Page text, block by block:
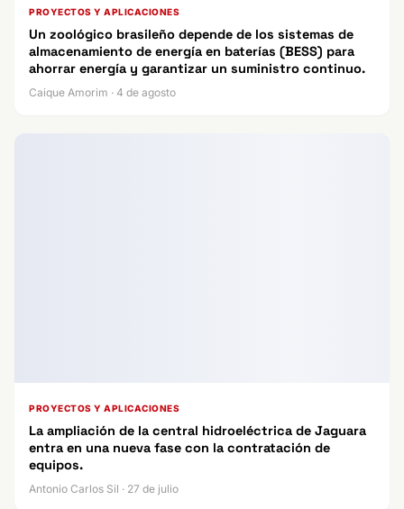
PROYECTOS Y APLICACIONES
Un zoológico brasileño depende de los sistemas de
almacenamiento de energía en baterías (BESS) para
ahorrar energía y garantizar un suministro continuo.
Caique Amorim · 4 de agosto
PROYECTOS Y APLICACIONES
La ampliación de la central hidroeléctrica de Jaguara
entra en una nueva fase con la contratación de
equipos.
Antonio Carlos Sil · 27 de julio